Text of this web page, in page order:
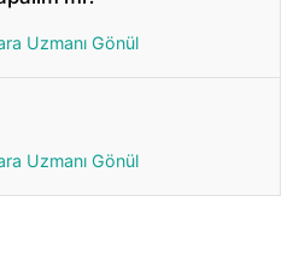
Uzmanı Gönül
Uzmanı Gönül